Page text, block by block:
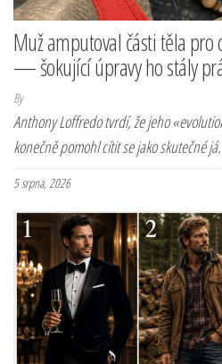
Muž amputoval části těla pro
— šokující úpravy ho stály
By
Anthony Loffredo tvrdí, že jeho
konečně pomohl cítit se jako skutečné
5 srpna, 2026